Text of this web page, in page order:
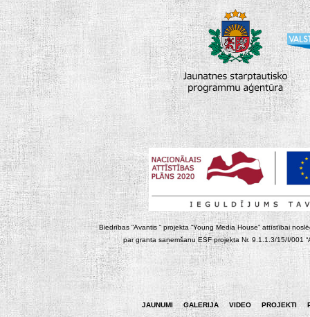
Biedrības “Avantis “ projekta “Young Media House” attīstībai
par granta saņemšanu ESF projekta Nr. 9.1.1.3/15/I/001
JAUNUMI GALERIJA VIDEO PROJEKTI